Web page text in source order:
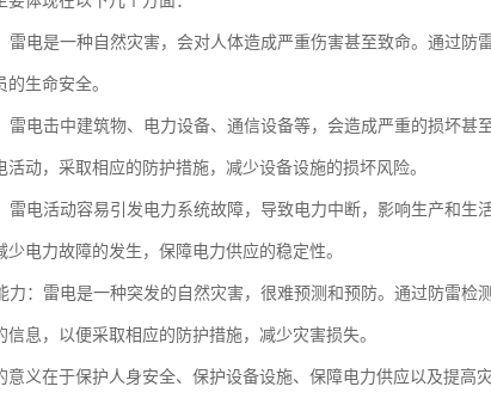
雷电是一种自然灾害，会对人体造成严重伤害甚至致命。通过防
生命安全。
雷电击中建筑物、电力设备、通信设备等，会造成严重的损坏甚
活动，采取相应的防护措施，减少设备设施的损坏风险。
雷电活动容易引发电力系统故障，导致电力中断，影响生产和生
少电力故障的发生，保障电力供应的稳定性。
力：雷电是一种突发的自然灾害，很难预测和预防。通过防雷检
信息，以便采取相应的防护措施，减少灾害损失。
意义在于保护人身安全、保护设备设施、保障电力供应以及提高